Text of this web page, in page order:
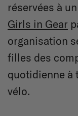
réservées à
Girls in Gear
organisation
filles des
quotidienne à
vélo.